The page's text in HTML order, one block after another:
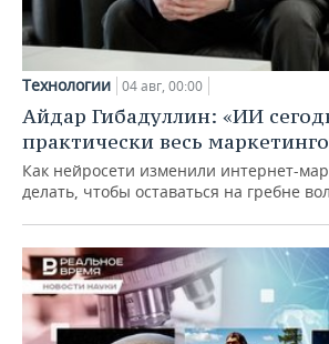
Технологии 04 авг, 00:00
Айдар Гибадуллин: «ИИ
практически весь
Как нейросети изменили интернет-
делать, чтобы оставаться на гребне